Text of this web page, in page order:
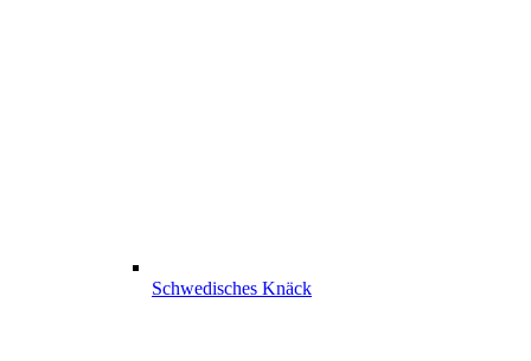
Schwedisches Knäck